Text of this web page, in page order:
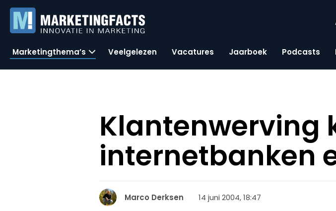
Marketingthema’s Veelgelezen Vacatures Jaarboek Podcasts
Klantenwerving
internetbanken
Marco Derksen 14 juni 2004, 18:47